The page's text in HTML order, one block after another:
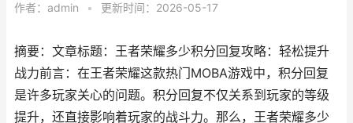
作者： admin • 更新时间：2026-05-17
摘要：文章标题：王者荣耀多少积分回复攻略：轻松提升
战力前言：在王者荣耀这款热门MOBA游戏中，积分回复
是许多玩家关心的问题。积分回复不仅关系到玩家的等级
提升，还直接影响着玩家的战斗力。那么，王者荣耀多少